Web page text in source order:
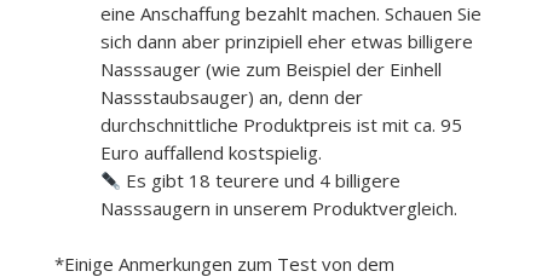
eine Anschaffung bezahlt machen. Schauen Sie
sich dann aber prinzipiell eher etwas billigere
Nasssauger (wie zum Beispiel der Einhell
Nassstaubsauger) an, denn der
durchschnittliche Produktpreis ist mit ca. 95
Euro auffallend kostspielig.
Es gibt 18 teurere und 4 billigere
Nasssaugern in unserem Produktvergleich.
*Einige Anmerkungen zum Test von dem